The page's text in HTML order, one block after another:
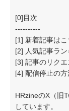
[0]目次
----------
[1] 新着記事はこ
[2] 人気記事ラ
[3] 記事のリク
[4] 配信停止の方
HRzineのX（旧
しています。